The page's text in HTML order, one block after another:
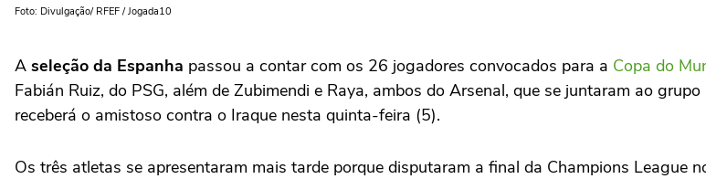
Foto: Divulgação/ RFEF / Jogada10
A seleção da Espanha passou a contar com os 26 jogadores convocados para a Copa do
Fabián Ruiz, do PSG, além de Zubimendi e Raya, ambos do Arsenal, que se juntaram ao
receberá o amistoso contra o Iraque nesta quinta-feira (5).
Os três atletas se apresentaram mais tarde porque disputaram a final da Champions League